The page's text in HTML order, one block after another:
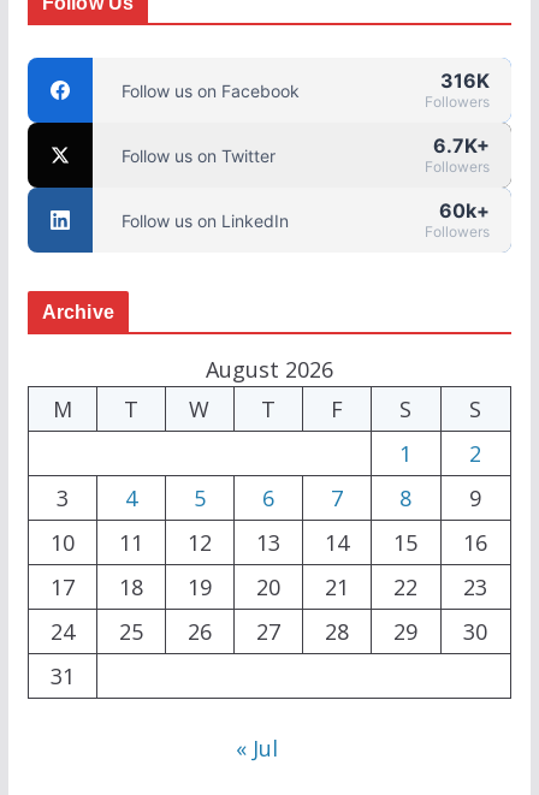
Follow us on Facebook 316K
Followers
Follow us on Twitter 6.7K+
Followers
Follow us on LinkedIn 60k+
Followers
Archive
August 2026
M
T W T F S
S
1
2
3
4 5 6 7 8
9
10
11 12 13 14 15
16
17
18 19 20 21 22
23
24
25 26 27 28 29
30
31
« Jul